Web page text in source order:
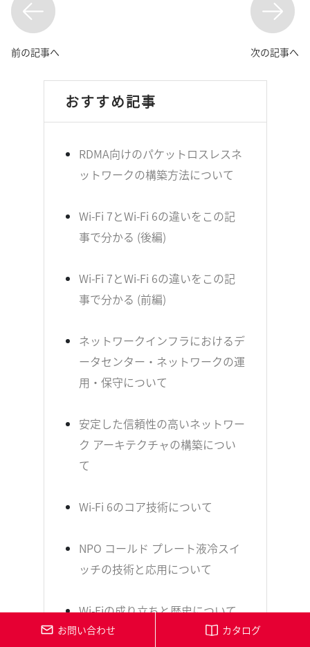
前の記事へ 次の記事へ
おすすめ記事
RDMA向けのパケットロスレスネ
ットワークの構築方法について
Wi-Fi 7とWi-Fi 6の違いをこの記
事で分かる (後編)
Wi-Fi 7とWi-Fi 6の違いをこの記
事で分かる (前編)
ネットワークインフラにおけるデ
ータセンター・ネットワークの運
用・保守について
安定した信頼性の高いネットワー
ク アーキテクチャの構築につい
て
Wi-Fi 6のコア技術について
NPO コールド プレート液冷スイ
ッチの技術と応用について
Wi-Fiの成り立ちと歴史について
お問い合わせ カタログ